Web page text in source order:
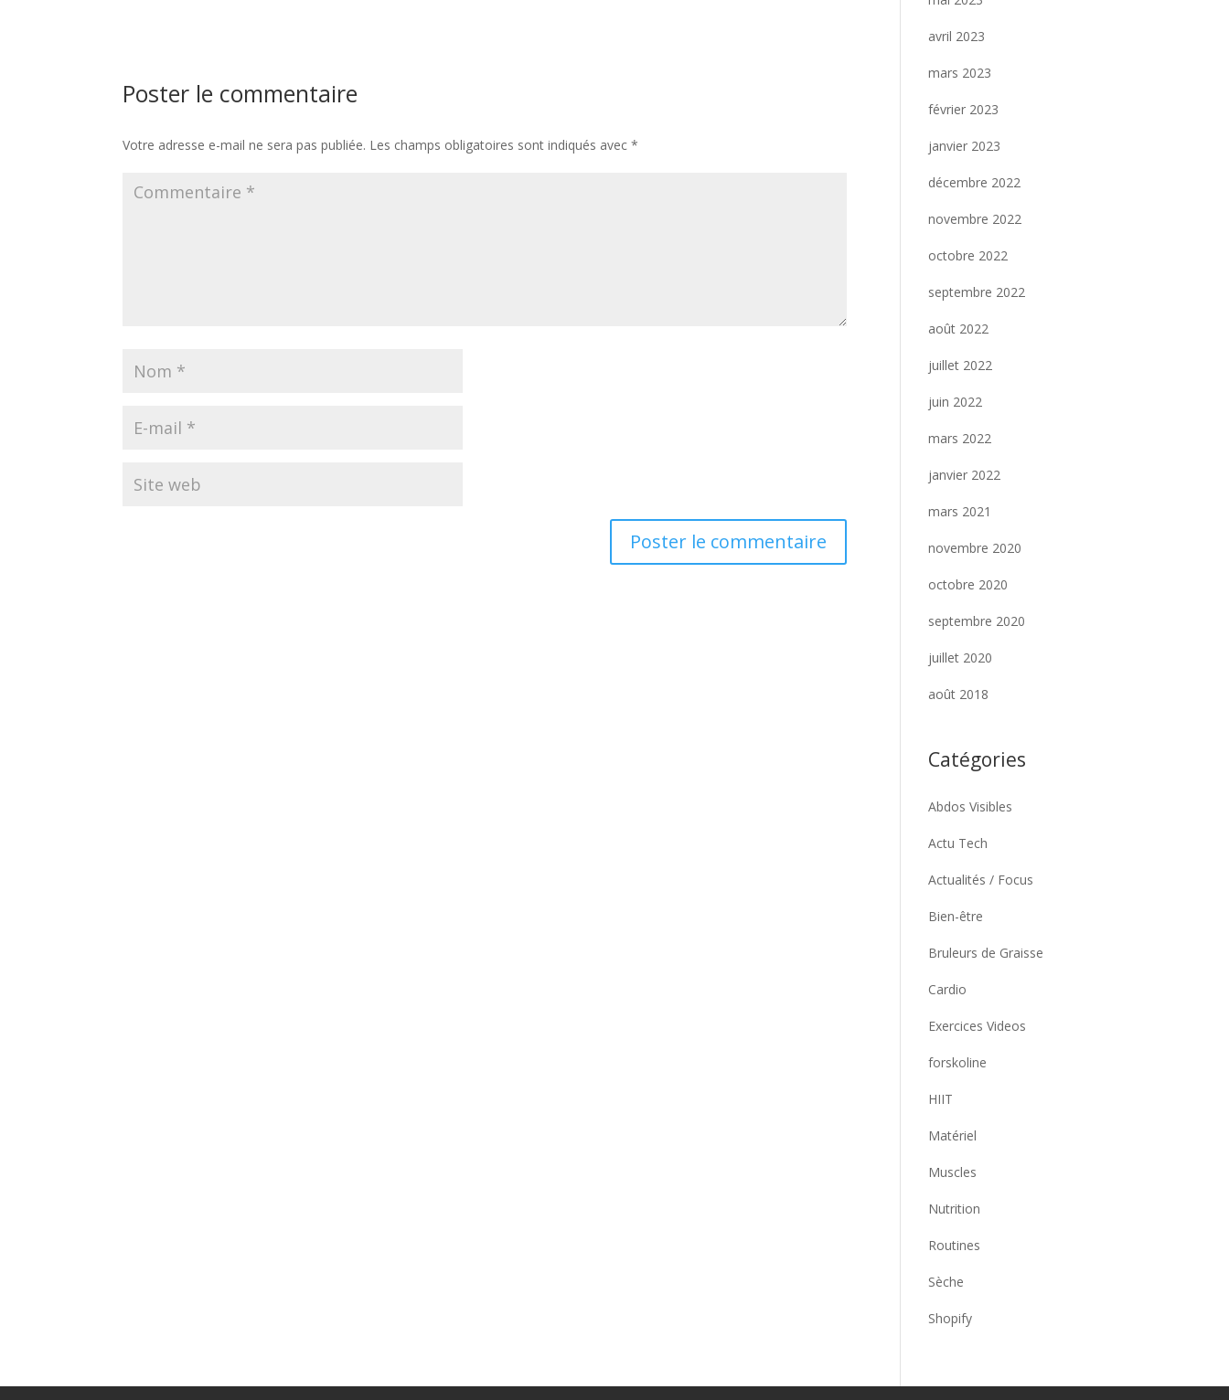
Poster le commentaire
Votre adresse e-mail ne sera pas publiée. Les champs obligatoires sont indiqués avec*
avril 2023
mars 2023
février 2023
janvier 2023
décembre 2022
novembre 2022
octobre 2022
septembre 2022
août 2022
juillet 2022
juin 2022
mars 2022
janvier 2022
mars 2021
novembre 2020
octobre 2020
septembre 2020
juillet 2020
août 2018
Catégories
Abdos Visibles
Actu Tech
Actualités / Focus
Bien-être
Bruleurs de Graisse
Cardio
Exercices Videos
forskoline
HIIT
Matériel
Muscles
Nutrition
Routines
Sèche
Shopify